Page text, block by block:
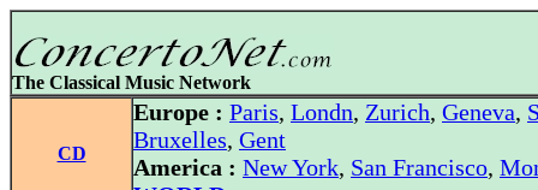
The Classical Music Network
CD
Europe : Paris, Londn, Zurich, Geneva,
Bruxelles, Gent
America : New York, San Francisco,